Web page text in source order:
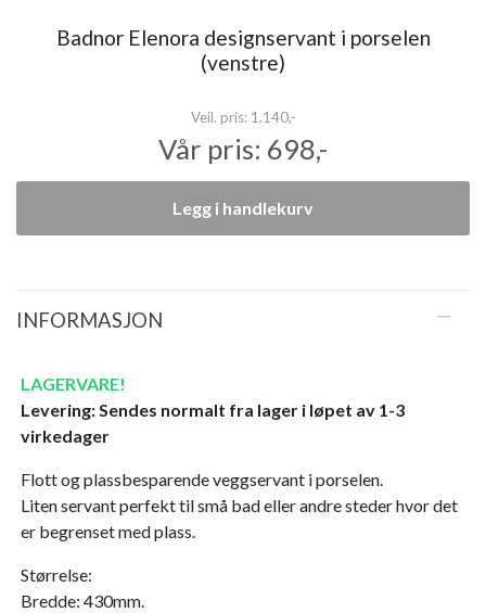
Badnor Elenora designservant i porselen
(venstre)
Veil. pris: 1.140,-
Vår pris: 698,-
Legg i handlekurv
INFORMASJON
LAGERVARE!
Levering: Sendes normalt fra lager i løpet av 1-3
virkedager
Flott og plassbesparende veggservant i porselen.
Liten servant perfekt til små bad eller andre steder hvor det
er begrenset med plass.
Størrelse:
Bredde: 430mm.